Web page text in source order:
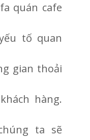
quán cafe
tố quan
gian thoải
hàng.
ta sẽ